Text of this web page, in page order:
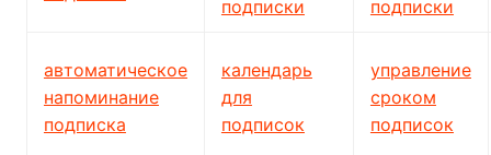
подписки
подписки
автоматическое
напоминание
подписка
календарь
для
подписок
управление
сроком
подписок